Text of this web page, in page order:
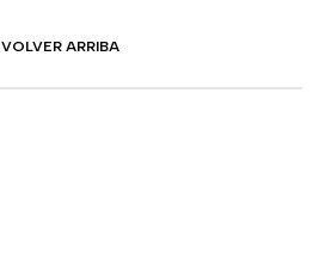
VOLVER ARRIBA